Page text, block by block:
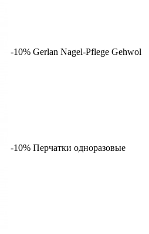
-10% Gerlan Nagel-Pflege Gehwol
-10% Перчатки одноразовые